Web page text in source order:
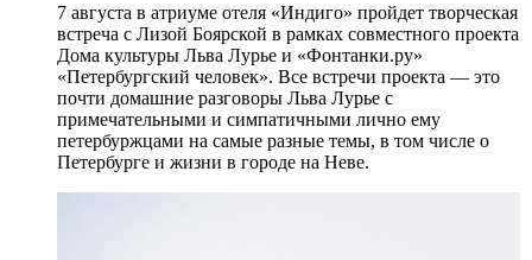
7 августа в атриуме отеля «Индиго» пройдет творческая
встреча с Лизой Боярской в рамках совместного проекта
Дома культуры Льва Лурье и «Фонтанки.ру»
«Петербургский человек». Все встречи проекта — это
почти домашние разговоры Льва Лурье с
примечательными и симпатичными лично ему
петербуржцами на самые разные темы, в том числе о
Петербурге и жизни в городе на Неве.